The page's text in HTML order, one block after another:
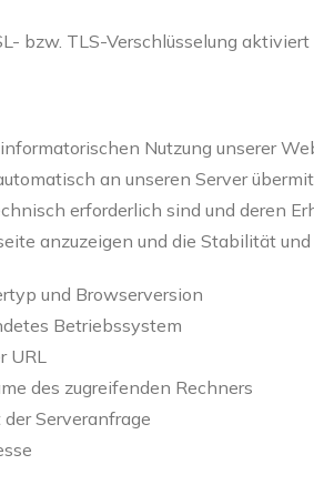
bzw. TLS-Verschlüsselung
Nutzung unserer
an unseren Server
erforderlich sind und deren
anzuzeigen und die Stabilität
und Browserversion
Betriebssystem
URL
des zugreifenden Rechners
Serveranfrage